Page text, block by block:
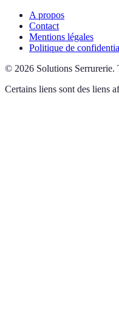
A propos
Contact
Mentions légales
Politique de
© 2026 Solutions Serrurerie.
Certains liens sont des liens